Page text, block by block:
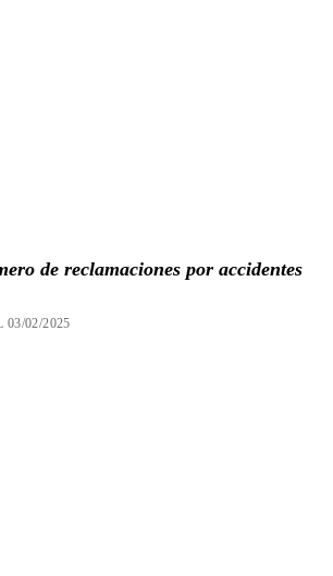
de reclamaciones por accidentes
03/02/2025